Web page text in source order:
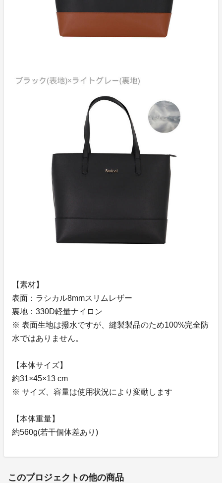
【素材】
表面：ラシカル8mmスリムレザー
裏地：330D軽量ナイロン
※ 表面生地は撥水ですが、縫製製品のため100%完全防
水ではありません。
【本体サイズ】
約31×45×13 cm
※ サイズ、容量は使用状況により変動します
【本体重量】
約560g(若干個体差あり)
このプロジェクトの他の商品